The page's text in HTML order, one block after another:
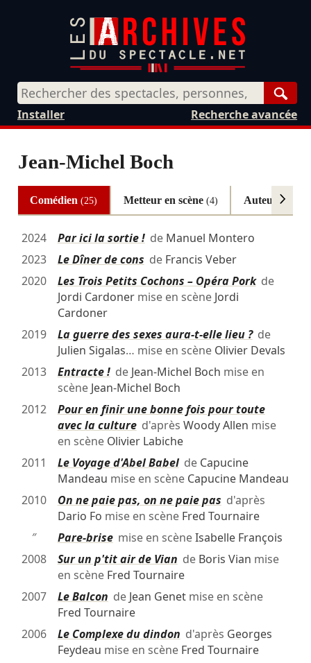
Recherche avancée
Installer
Jean-Michel Boch
Comédien(25) Metteur en scène (4) Auteur(3)
2024 Par ici la sortie !de Manuel Montero
2023
Le Dîner de cons de Francis Veber
2020
Les Trois Petits Cochons – Opéra Porkde
Jordi Cardonermise en scène Jordi
Cardoner
2019
La guerre des sexes aura-t-elle lieu ?de
Julien Sigalas… mise en scène Olivier Devals
2013
Entracte !de Jean-Michel Boch mise en
scène Jean-Michel Boch
2012
Pour en finir une bonne fois pour toute
avec la cultured'après Woody Allen mise
en scène Olivier Labiche
2011
Le Voyage d'Abel Babelde Capucine
Mandeau mise en scène Capucine Mandeau
2010
On ne paie pas, on ne paie pas d'après
Dario Fo mise en scène Fred Tournaire
″
Pare-brisemise en scèneIsabelle François
2008
Sur un p'tit air de Vian de Boris Vian mise
en scène Fred Tournaire
2007
Le Balcon de Jean Genetmise en scène
Fred Tournaire
2006
Le Complexe du dindon d'après Georges
Feydeau mise en scène Fred Tournaire